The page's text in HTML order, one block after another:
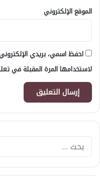
الموقع الإلكتروني
احفظ اسمي، بريدي
لاستخدامها المرة المقبلة في